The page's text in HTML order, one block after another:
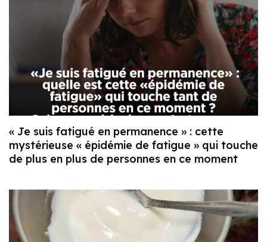
« Je suis fatigué en permanence » : cette
mystérieuse « épidémie de fatigue » qui touche
de plus en plus de personnes en ce moment